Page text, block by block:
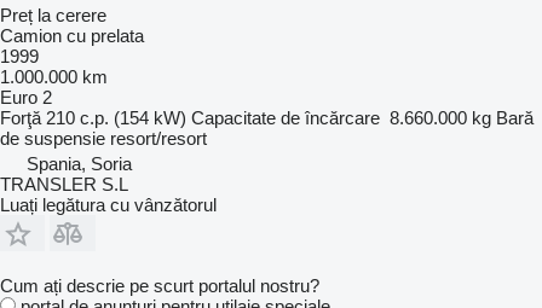
Preț la cerere
Camion cu prelata
1999
1.000.000 km
Euro 2
Forţă 210 c.p. (154 kW) Capacitate de încărcare 8.660.000 kg Bară
de suspensie resort/resort
Spania, Soria
TRANSLER S.L
Luați legătura cu vânzătorul
Cum ați descrie pe scurt portalul nostru?